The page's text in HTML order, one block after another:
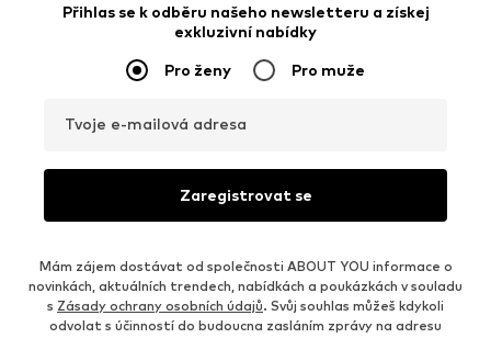
Přihlas se k odběru našeho newsletteru a získej
exkluzivní nabídky
Pro ženy Pro muže
Tvoje e-mailová adresa
Zaregistrovat se
Mám zájem dostávat od společnosti ABOUT YOU informace o
novinkách, aktuálních trendech, nabídkách a poukázkách v souladu
s Zásady ochrany osobních údajů. Svůj souhlas můžeš kdykoli
odvolat s účinností do budoucna zasláním zprávy na adresu